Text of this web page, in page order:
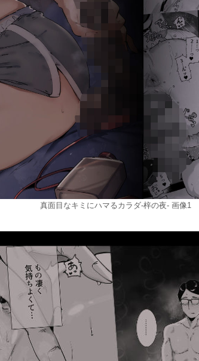
真面目なキミにハマるカラダ‐梓の夜‐ 画像1